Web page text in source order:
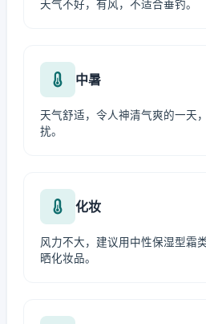
天气不好，有风，不适合垂钓。
中暑
天气舒适，令人神清气爽的一天
扰。
化妆
风力不大，建议用中性保湿型霜
晒化妆品。